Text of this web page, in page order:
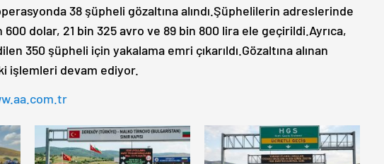
38 şüpheli gözaltına alındı.Şüphelilerin adreslerinde
600 dolar, 21 bin 325 avro ve 89 bin 800 lira ele geçirildi.Ayrıca,
350 şüpheli için yakalama emri çıkarıldı.Gözaltına alınan
işlemleri devam ediyor.